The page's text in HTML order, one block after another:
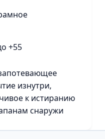
+55
изнутри,
к истиранию
снаружи